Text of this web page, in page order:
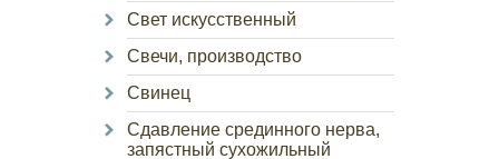
Свет искусственный
Свечи, производство
Свинец
Сдавление срединного нерва,
запястный сухожильный